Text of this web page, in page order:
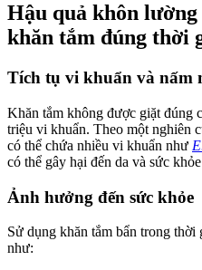
Hậu quả khôn
khăn tắm đúng thời
Tích tụ vi khuẩn và nấm
Khăn tắm không được giặt đúng
triệu vi khuẩn. Theo một nghiên
có thể chứa nhiều vi khuẩn như
có thể gây hại đến da và sức
Ảnh hưởng đến sức khỏe
Sử dụng khăn tắm bẩn trong thời
như: